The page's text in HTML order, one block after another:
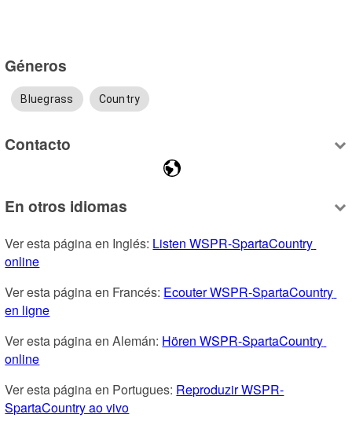
Géneros
Bluegrass Country
Contacto
En otros idiomas
Ver esta página en Inglés: Listen WSPR-SpartaCountry
online
Ver esta página en Francés: Ecouter WSPR-SpartaCountry
en ligne
Ver esta página en Alemán: Hören WSPR-SpartaCountry
online
Ver esta página en Portugues: Reproduzir WSPR-
SpartaCountry ao vivo